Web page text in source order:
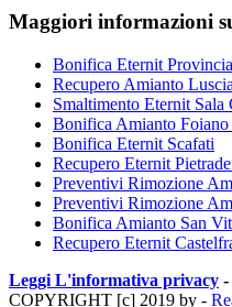
Maggiori informazioni
Bonifica Eternit
Recupero Amianto
Smaltimento Eternit Sala
Bonifica Amianto
Bonifica Eternit Scafati
Recupero Eternit
Preventivi Rimozione
Preventivi Rimozione
Bonifica Amianto San
Recupero Eternit
Leggi L'informativa privacy -
COPYRIGHT [c] 2019 by -